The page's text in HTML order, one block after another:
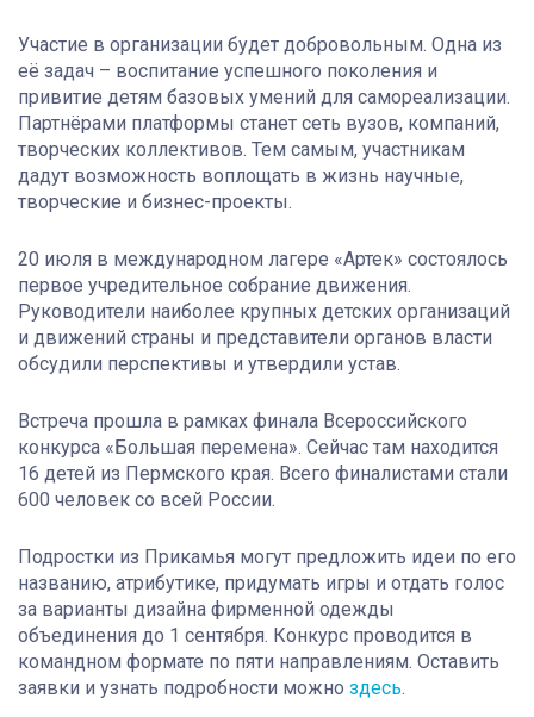
Участие в организации будет добровольным. Одна из
её задач – воспитание успешного поколения и
привитие детям базовых умений для самореализации.
Партнёрами платформы станет сеть вузов, компаний,
творческих коллективов. Тем самым, участникам
дадут возможность воплощать в жизнь научные,
творческие и бизнес-проекты.
20 июля в международном лагере «Артек» состоялось
первое учредительное собрание движения.
Руководители наиболее крупных детских организаций
и движений страны и представители органов власти
обсудили перспективы и утвердили устав.
Встреча прошла в рамках финала Всероссийского
конкурса «Большая перемена». Сейчас там находится
16 детей из Пермского края. Всего финалистами стали
600 человек со всей России.
Подростки из Прикамья могут предложить идеи по его
названию, атрибутике, придумать игры и отдать голос
за варианты дизайна фирменной одежды
объединения до 1 сентября. Конкурс проводится в
командном формате по пяти направлениям. Оставить
заявки и узнать подробности можно здесь.